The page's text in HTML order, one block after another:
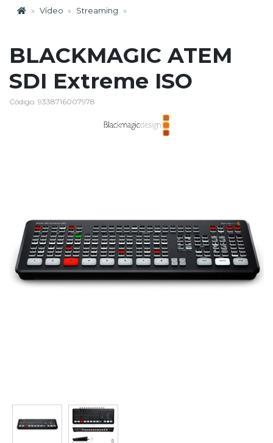
Vídeo Streaming
BLACKMAGIC ATEM
SDI Extreme ISO
Código: 9338716007978